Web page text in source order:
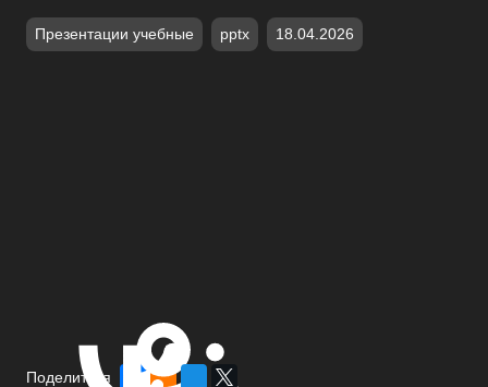
Презентации учебные pptx 18.04.2026
Поделиться